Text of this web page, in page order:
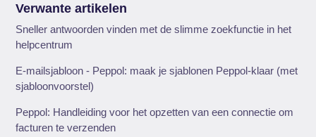
Verwante artikelen
Sneller antwoorden vinden met de slimme zoekfunctie in het
helpcentrum
E-mailsjabloon - Peppol: maak je sjablonen Peppol-klaar (met
sjabloonvoorstel)
Peppol: Handleiding voor het opzetten van een connectie om
facturen te verzenden